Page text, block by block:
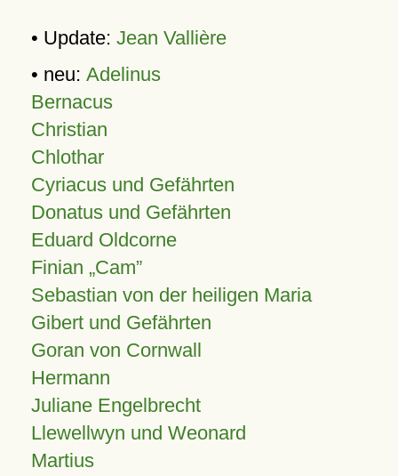
• Update: Jean Vallière
• neu: Adelinus
Bernacus
Christian
Chlothar
Cyriacus und Gefährten
Donatus und Gefährten
Eduard Oldcorne
Finian Cam
Sebastian von der heiligen Maria
Gibert und Gefährten
Goran von Cornwall
Hermann
Juliane Engelbrecht
Llewellwyn und Weonard
Martius